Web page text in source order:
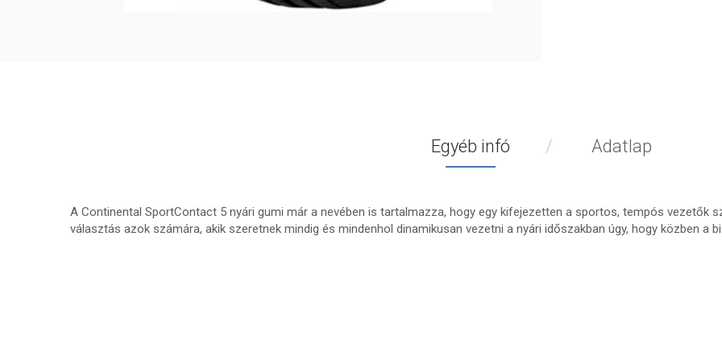
Egyéb infó Adatlap
A Continental SportContact 5 nyári gumi már a nevében is tartalmazza, hogy egy kifejezetten a sportos, tempós vezetők
választás azok számára, akik szeretnek mindig és mindenhol dinamikusan vezetni a nyári időszakban úgy, hogy közben a